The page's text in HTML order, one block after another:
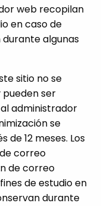
web recopilan
en caso de
algunas
sitio no se
ser
administrador
se
12 meses. Los
correo
de correo
de estudio en
durante